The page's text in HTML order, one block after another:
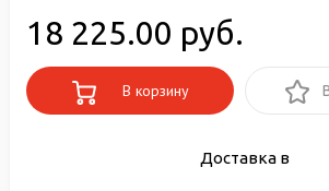
18 225.00 руб.
В корзину
Доставка в